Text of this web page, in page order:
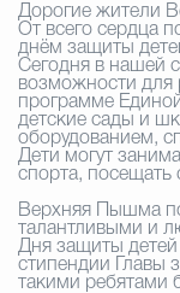
Дорогие жители
От всего сердца
днём защиты
Сегодня в нашей
возможности для
программе
детские сады и
оборудованием,
Дети могут
спорта, посещать
Верхняя Пышма
талантливыми и
Дня защиты детей
стипендии Главы
такими ребятами